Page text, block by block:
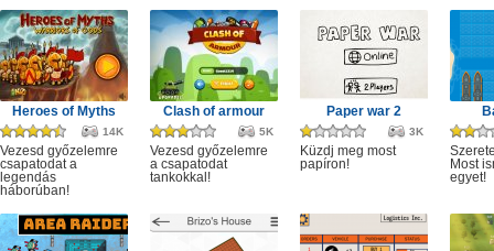
Heroes of Myths
14K
Vezesd győzelemre
csapatodat a
legendás
háborúban!
Clash of armour
5K
Vezesd győzelemre
a csapatodat
tankokkal!
Paper war 2
3K
Küzdj meg most
papíron!
Most
egyet!